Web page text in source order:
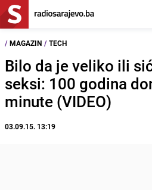
/ MAGAZIN / TECH
Bilo da je veliko ili
seksi: 100 godina
minute (VIDEO)
03.09.15. 13:19